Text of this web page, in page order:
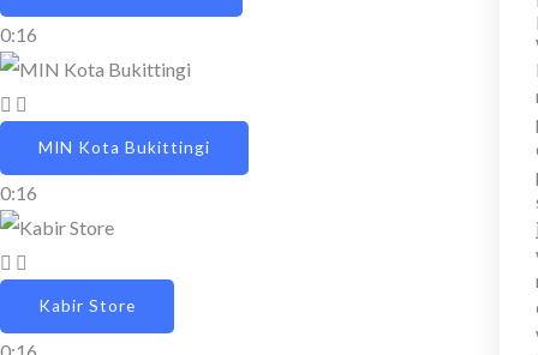
0:16
MIN Kota Bukittingi
0:16
Kabir Store